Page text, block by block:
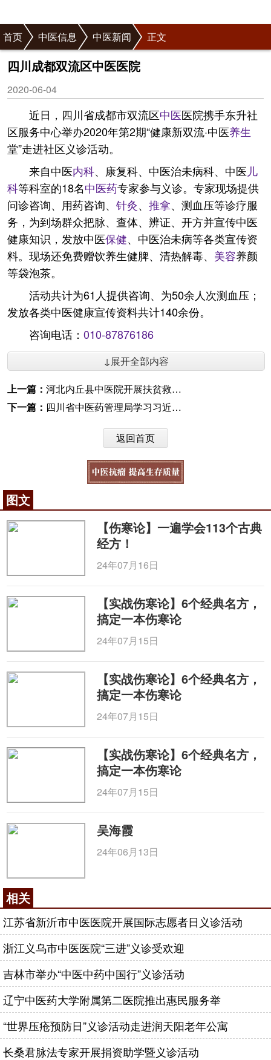
首页 中医信息 中医新闻 正文
四川成都双流区中医医院
2020-06-04
近日，四川省成都市双流区中医医院携手东升社
区服务中心举办2020年第2期“健康新双流·中医养生
堂”走进社区义诊活动。
来自中医内科、康复科、中医治未病科、中医儿
科等科室的18名中医药专家参与义诊。专家现场提供
问诊咨询、用药咨询、 针灸、 推拿、测血压等诊疗服
务，为到场群众把脉、查体、辨证、开方并宣传中医
健康知识，发放中医保健、中医治未病等各类宣传资
料。现场还免费赠饮养生健脾、清热解毒、 美容养颜
等袋泡茶。
活动共计为61人提供咨询、为50余人次测血压；
发放各类中医健康宣传资料共计140余份。
咨询电话： 010-87876186
↓展开全部内容
上一篇： 河北内丘县中医院开展扶贫救困捐款活动
下一篇： 四川省中医药管理局学习习近平总书记重要讲话精神
返回首页
图文
【伤寒论】一遍学会113个古典
经方！
24年07月16日
【实战伤寒论】6个经典名方，
搞定一本伤寒论
24年07月15日
【实战伤寒论】6个经典名方，
搞定一本伤寒论
24年07月15日
【实战伤寒论】6个经典名方，
搞定一本伤寒论
24年07月15日
吴海霞
24年06月13日
相关
江苏省新沂市中医医院开展国际志愿者日义诊活动
浙江义乌市中医医院“三进”义诊受欢迎
吉林市举办“中医中药中国行”义诊活动
辽宁中医药大学附属第二医院推出惠民服务举
“世界压疮预防日”义诊活动走进润天阳老年公寓
长桑君脉法专家开展捐资助学暨义诊活动